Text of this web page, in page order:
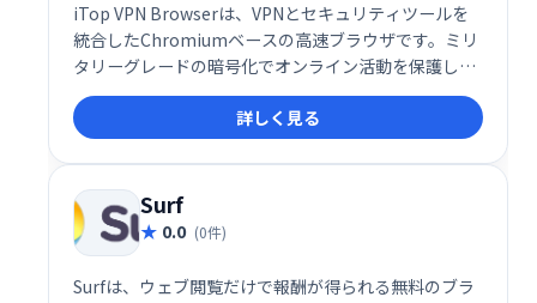
iTop VPN Browserは、VPNとセキュリティツールを
統合したChromiumベースの高速ブラウザです。ミリ
タリーグレードの暗号化でオンライン活動を保護し、
IPアドレスを隠し、プライバシーを守ります。世界中
の高品質サーバーで、地理的制限を回避し、安定した
高速ブラウジングを実現します。邪魔な広告もなく、
快適なインターネット体験を提供します。
詳しく見る
Surf
0.0 (0件)
Surfは、ウェブ閲覧だけで報酬が得られる無料のブラ